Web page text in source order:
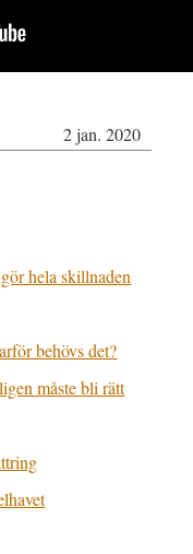
2 jan. 2020
hela skillnaden
behövs det?
måste bli rätt